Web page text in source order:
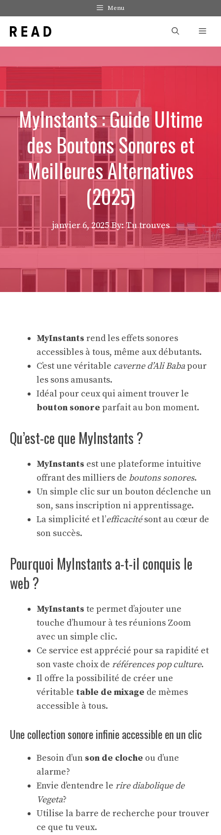
au
contenu
Menu
MyInstants : Guide Ultime
des Boutons Sonores et
Meilleures Alternatives
(2025)
janvier 6, 2025 By: Tu trouves
MyInstants rend les effets sonores
accessibles à tous, même aux débutants.
C’est une véritable caverne d’Ali Babapour
les sons amusants.
Idéal pour ceux qui aiment trouver le
bouton sonore parfait au bon moment.
Qu’est-ce que MyInstants ?
MyInstants est une plateforme intuitive
offrant des milliers de boutons sonores.
Un simple clic sur un bouton déclenche un
son, sans inscription ni apprentissage.
La simplicité et l’efficacitésont au cœur de
son succès.
Pourquoi MyInstants a-t-il conquis le
web ?
MyInstants te permet d’ajouter une
touche d’humour à tes réunions Zoom
avec un simple clic.
Ce service est apprécié pour sa rapidité et
son vaste choix de références pop culture.
Il offre la possibilité de créer une
véritable table de mixage de mèmes
accessible à tous.
Une collection sonore infinie accessible en un clic
Besoin d’un son de cloche ou d’une
alarme?
Envie d’entendre le rire diabolique de
Vegeta?
Utilise la barre de recherche pour trouver
ce que tu veux.